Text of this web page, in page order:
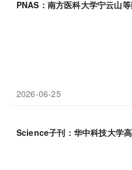
PNAS：南方医科大学宁云山
2026-06-25
Science子刊：华中科技大学